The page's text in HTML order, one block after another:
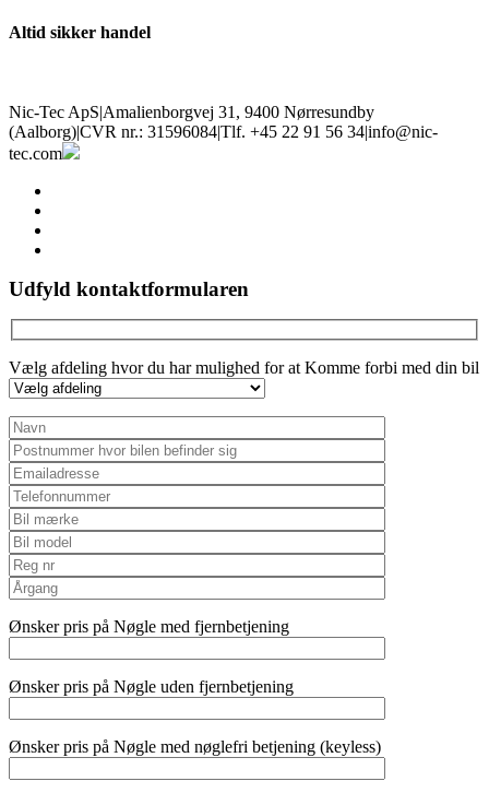
Altid sikker handel
Nic-Tec ApS|Amalienborgvej 31, 9400 Nørresundby
(Aalborg)|CVR nr.: 31596084|Tlf. +45 22 91 56 34|info@nic-
tec.com
Udfyld kontaktformularen
Vælg afdeling hvor du har mulighed for at Komme forbi med din bil
Ønsker pris på Nøgle med fjernbetjening
Ønsker pris på Nøgle uden fjernbetjening
Ønsker pris på Nøgle med nøglefri betjening (keyless)